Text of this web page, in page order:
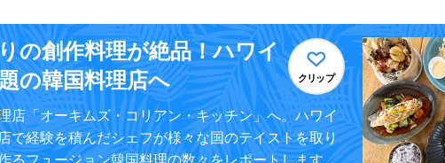
の創作料理が絶品！ハワイ
の韓国料理店へ
クリップ
店「オーキムズ・コリアン・キッチン」へ。ハワイ
で経験を積んだシェフが様々な国のテイストを取り